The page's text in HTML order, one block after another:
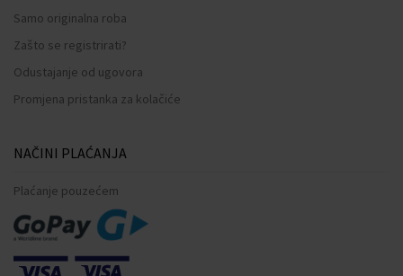
Samo originalna roba
Zašto se registrirati?
Odustajanje od ugovora
Promjena pristanka za kolačiće
NAČINI PLAĆANJA
Plaćanje pouzećem